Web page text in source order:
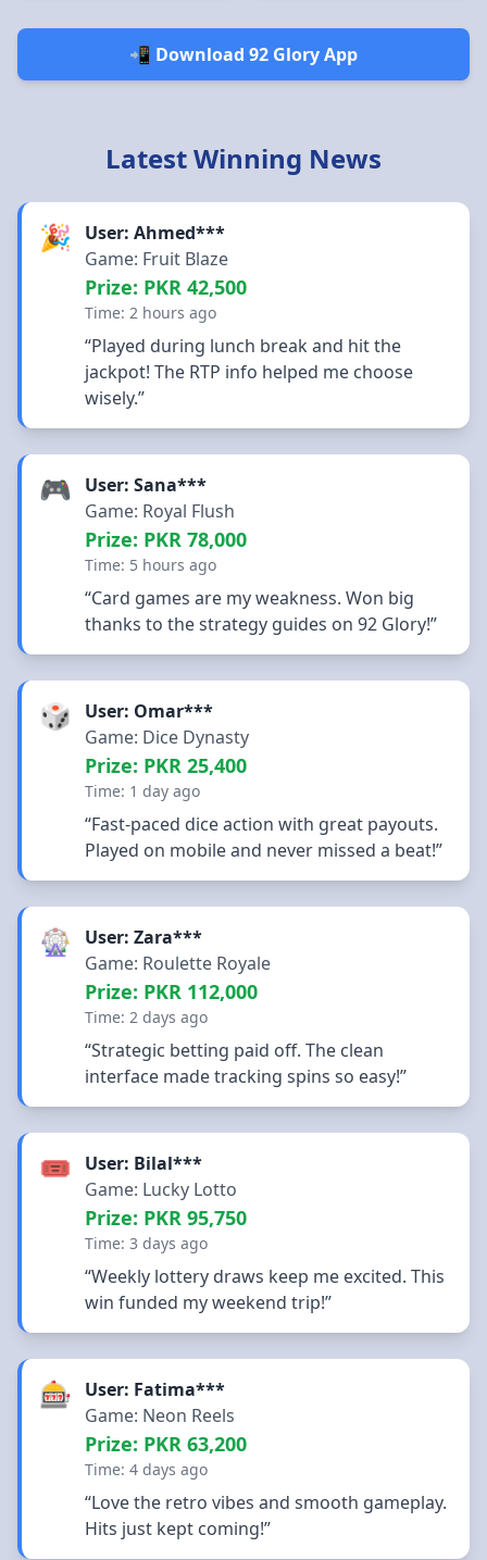
📲 Download 92 Glory App
Latest Winning News
🎉
User: Ahmed***
Game: Fruit Blaze
Prize: PKR 42,500
Time: 2 hours ago
“Played during lunch break and hit the
jackpot! The RTP info helped me choose
wisely.”
🎮
User: Sana***
Game: Royal Flush
Prize: PKR 78,000
Time: 5 hours ago
“Card games are my weakness. Won big
thanks to the strategy guides on 92 Glory!”
🎲
User: Omar***
Game: Dice Dynasty
Prize: PKR 25,400
Time: 1 day ago
“Fast-paced dice action with great payouts.
Played on mobile and never missed a beat!”
🎡
User: Zara***
Game: Roulette Royale
Prize: PKR 112,000
Time: 2 days ago
“Strategic betting paid off. The clean
interface made tracking spins so easy!”
🎟️
User: Bilal***
Game: Lucky Lotto
Prize: PKR 95,750
Time: 3 days ago
“Weekly lottery draws keep me excited. This
win funded my weekend trip!”
🎰
User: Fatima***
Game: Neon Reels
Prize: PKR 63,200
Time: 4 days ago
“Love the retro vibes and smooth gameplay.
Hits just kept coming!”